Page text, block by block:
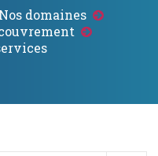
Nos domaines